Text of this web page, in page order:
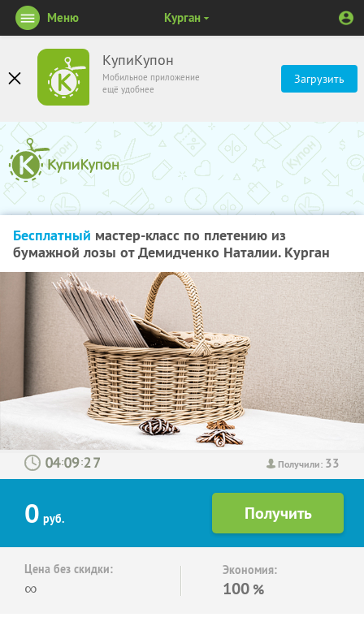
КупиКупон
Мобильное приложение
ещё удобнее
Загрузить
Меню Курган
Бесплатный мастер-класс по плетению из
бумажной лозы от Демидченко Наталии. Курган
Получили: 33
: :
0 руб.
Цена без скидки:
∞
Экономия:
100 %